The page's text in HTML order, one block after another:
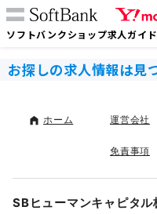
ソフトバンクショップ求人ガイド
お探しの求人情報は見
ホーム 運営会社
免責事項
SBヒューマンキャピタル